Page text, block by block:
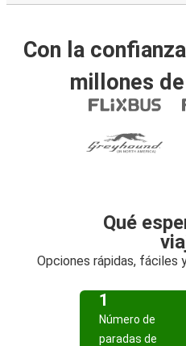
Con la
millones
Qué
Opciones rápidas, fáciles
1
Número de
paradas de